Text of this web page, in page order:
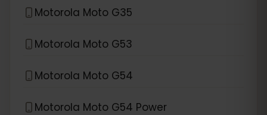
Motorola Moto G35
Motorola Moto G53
Motorola Moto G54
Motorola Moto G54 Power